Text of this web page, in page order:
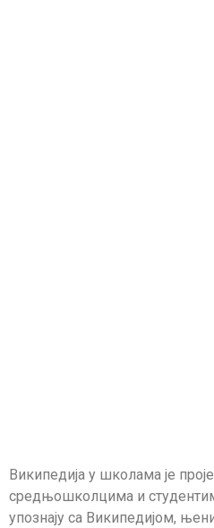
Википедија у школама је
средњошколцима и
упознају са Википедијом,